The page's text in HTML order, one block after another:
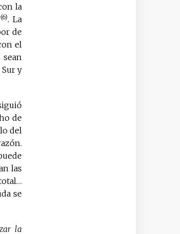
la
(6). La
de
el
y
de
del
las
se
la